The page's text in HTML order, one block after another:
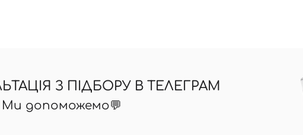
З ПІДБОРУ В ТЕЛЕГРАМ
Ми допоможемо💬